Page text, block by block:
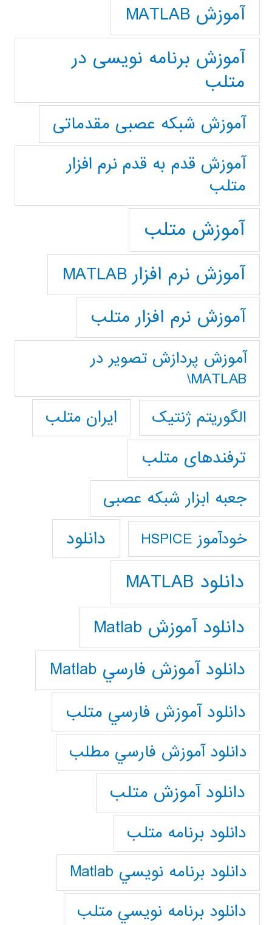
آموزش MATLAB
آموزش برنامه نویسی در
متلب
آموزش شبکه عصبی مقدماتی
آموزش قدم به قدم نرم افزار
متلب
آموزش متلب
آموزش نرم افزار MATLAB
آموزش نرم افزار متلب
آموزش پردازش تصوير در
MATLAB\
الگوریتم ژنتیک
ایران متلب
ترفندهای متلب
جعبه ابزار شبکه عصبی
خودآموز HSPICE دانلود
دانلود MATLAB
دانلود آموزش Matlab
دانلود آموزش فارسي Matlab
دانلود آموزش فارسي متلب
دانلود آموزش فارسي مطلب
دانلود آموزش متلب
دانلود برنامه متلب
دانلود برنامه نويسي Matlab
دانلود برنامه نويسي متلب